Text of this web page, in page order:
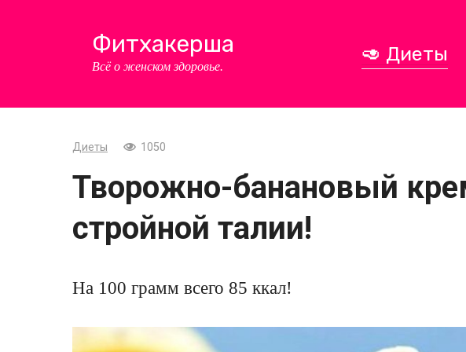
Фитхакерша
Всё о женском здоровье.
🥑 Диеты
Диеты 1050
Творожно-банановый
стройной талии!
На 100 грамм всего 85 ккал!